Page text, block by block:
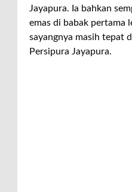
Jayapura. Ia bahkan
emas di babak pertama
sayangnya masih tepat
Persipura Jayapura.